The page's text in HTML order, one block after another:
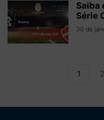
Saiba
Série
30 de
1 2